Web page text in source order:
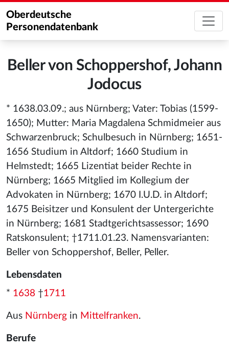
Oberdeutsche
Personendatenbank
Beller von Schoppershof, Johann
Jodocus
* 1638.03.09.; aus Nürnberg; Vater: Tobias (1599-
1650); Mutter: Maria Magdalena Schmidmeier aus
Schwarzenbruck; Schulbesuch in Nürnberg; 1651-
1656 Studium in Altdorf; 1660 Studium in
Helmstedt; 1665 Lizentiat beider Rechte in
Nürnberg; 1665 Mitglied im Kollegium der
Advokaten in Nürnberg; 1670 I.U.D. in Altdorf;
1675 Beisitzer und Konsulent der Untergerichte
in Nürnberg; 1681 Stadtgerichtsassessor; 1690
Ratskonsulent; †1711.01.23. Namensvarianten:
Beller von Schoppershof, Beller, Peller.
Lebensdaten
* 1638 †1711
Aus Nürnberg in Mittelfranken.
Berufe